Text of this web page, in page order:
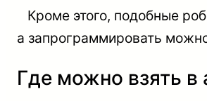
Кроме этого, подобные
а запрограммировать
Где можно взять в